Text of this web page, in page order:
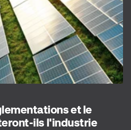
et le
ils l'industrie